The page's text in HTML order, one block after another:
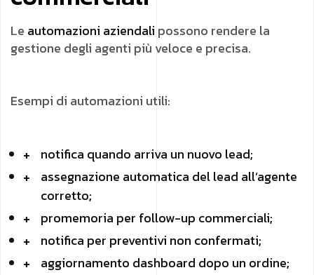
Le automazioni aziendali possono rendere la
gestione degli agenti più veloce e precisa.
Esempi di automazioni utili:
notifica quando arriva un nuovo lead;
assegnazione automatica del lead all’agente
corretto;
promemoria per follow-up commerciali;
notifica per preventivi non confermati;
aggiornamento dashboard dopo un ordine;